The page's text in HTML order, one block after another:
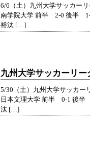
6/6（土）九州大学サッカー
南学院大学 前半 2-0 後半
裕汰 […]
九州大学サッカーリー
5/30（土）九州大学サッカ
日本文理大学 前半 0-1 後
汰 […]